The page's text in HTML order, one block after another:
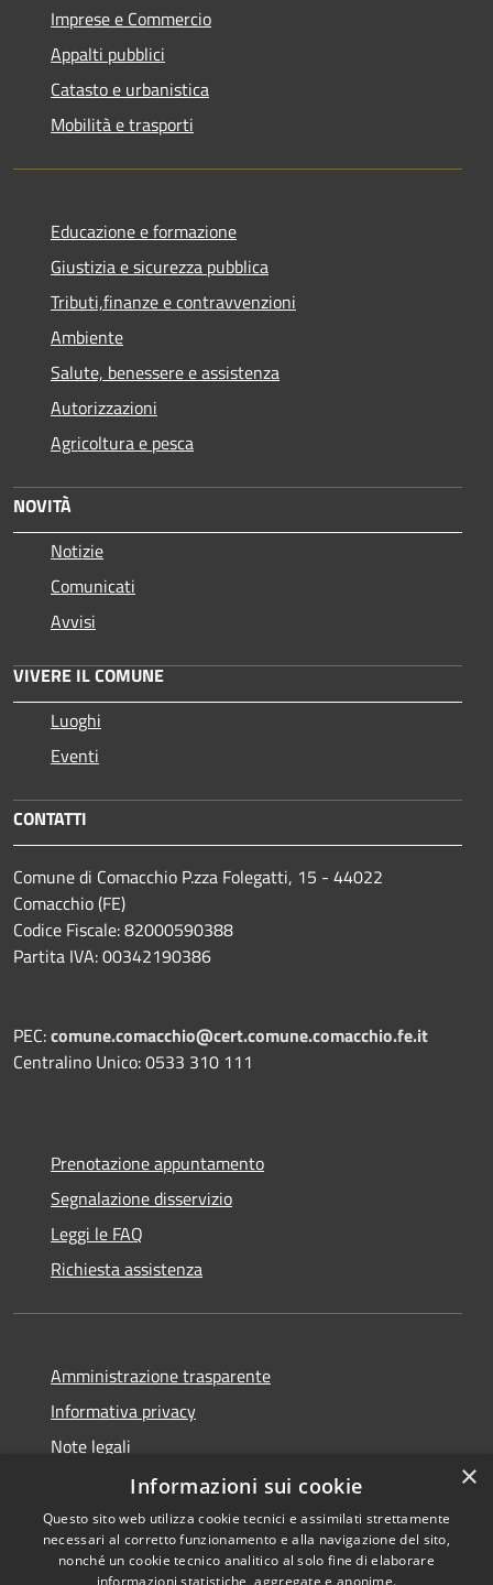
Imprese e Commercio
Appalti pubblici
Catasto e urbanistica
Mobilità e trasporti
Educazione e formazione
Giustizia e sicurezza pubblica
Tributi,finanze e contravvenzioni
Ambiente
Salute, benessere e assistenza
Autorizzazioni
Agricoltura e pesca
NOVITÀ
Notizie
Comunicati
Avvisi
VIVERE IL COMUNE
Luoghi
Eventi
CONTATTI
Comune di Comacchio P.zza Folegatti, 15 - 44022
Comacchio (FE)
Codice Fiscale: 82000590388
Partita IVA: 00342190386
PEC:comune.comacchio@cert.comune.comacchio.fe.it
Centralino Unico: 0533 310 111
Prenotazione appuntamento
Segnalazione disservizio
Leggi le FAQ
Richiesta assistenza
Amministrazione trasparente
Informativa privacy
Note legali
Dichiarazione di accessibilità
×
Informazioni sui cookie
Questo sito web utilizza cookie tecnici e assimilati strettamente
necessari al corretto funzionamento e alla navigazione del sito,
nonché un cookie tecnico analitico al solo fine di elaborare
informazioni statistiche, aggregate e anonime.